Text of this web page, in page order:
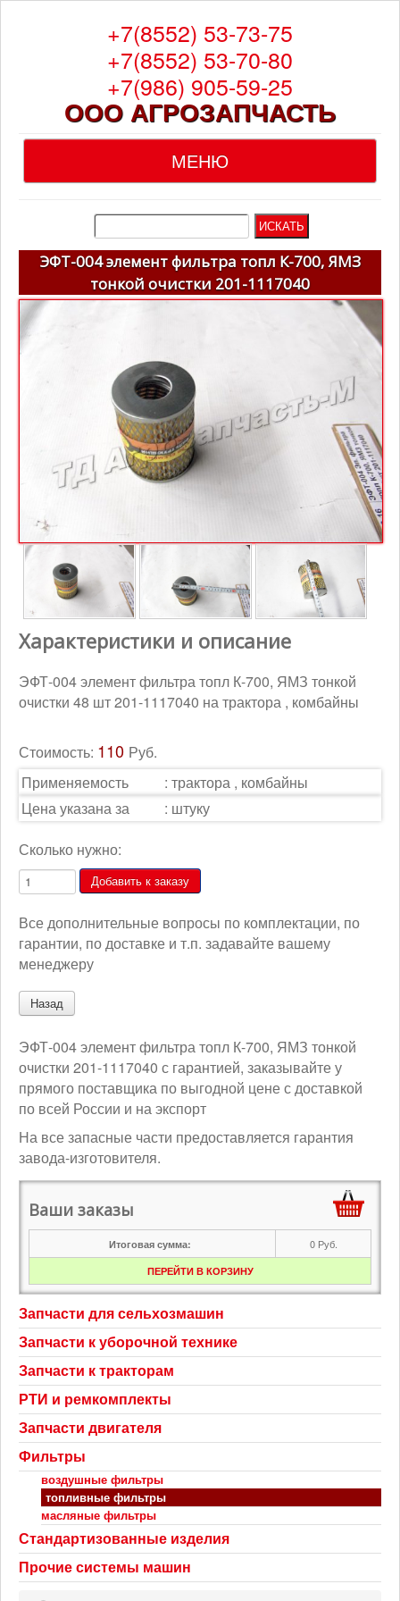
+7(8552) 53-73-75
+7(8552) 53-70-80
+7(986) 905-59-25
ООО АГРОЗАПЧАСТЬ
МЕНЮ
Главная
О компании
Каталог
Доставка
Контакты
Корзина
ЭФТ-004 элемент фильтра топл К-700, ЯМЗ
тонкой очистки 201-1117040
Характеристики и описание
ЭФТ-004 элемент фильтра топл К-700, ЯМЗ тонкой
очистки 48 шт 201-1117040 на трактора , комбайны
Стоимость: 110 Руб.
Применяемость
: трактора , комбайны
Цена указана за
: штуку
Сколько нужно:
Все дополнительные вопросы по комплектации, по
гарантии, по доставке и т.п. задавайте вашему
менеджеру
ЭФТ-004 элемент фильтра топл К-700, ЯМЗ тонкой
очистки 201-1117040 с гарантией, заказывайте у
прямого поставщика по выгодной цене с доставкой
по всей России и на экспорт
На все запасные части предоставляется гарантия
завода-изготовителя.
Ваши заказы
Итоговая сумма: 0 Руб.
ПЕРЕЙТИ В КОРЗИНУ
Запчасти для сельхозмашин
Запчасти к уборочной технике
Запчасти к тракторам
РТИ и ремкомплекты
Запчасти двигателя
Фильтры
воздушные фильтры
топливные фильтры
масляные фильтры
Стандартизованные изделия
Прочие системы машин